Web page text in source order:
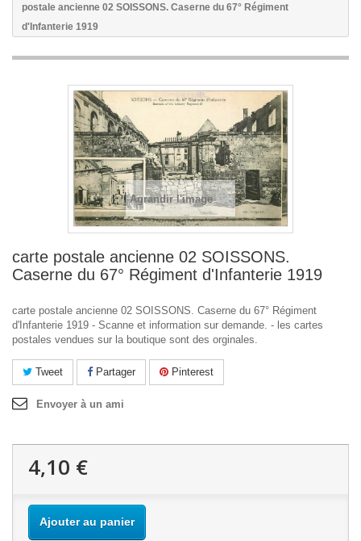
postale ancienne 02 SOISSONS. Caserne du 67° Régiment
d'Infanterie 1919
Agrandir l'image
carte postale ancienne 02 SOISSONS.
Caserne du 67° Régiment d'Infanterie 1919
carte postale ancienne 02 SOISSONS. Caserne du 67° Régiment
d'Infanterie 1919 - Scanne et information sur demande. - les cartes
postales vendues sur la boutique sont des orginales.
Tweet Partager Pinterest
Envoyer à un ami
4,10 €
Ajouter au panier